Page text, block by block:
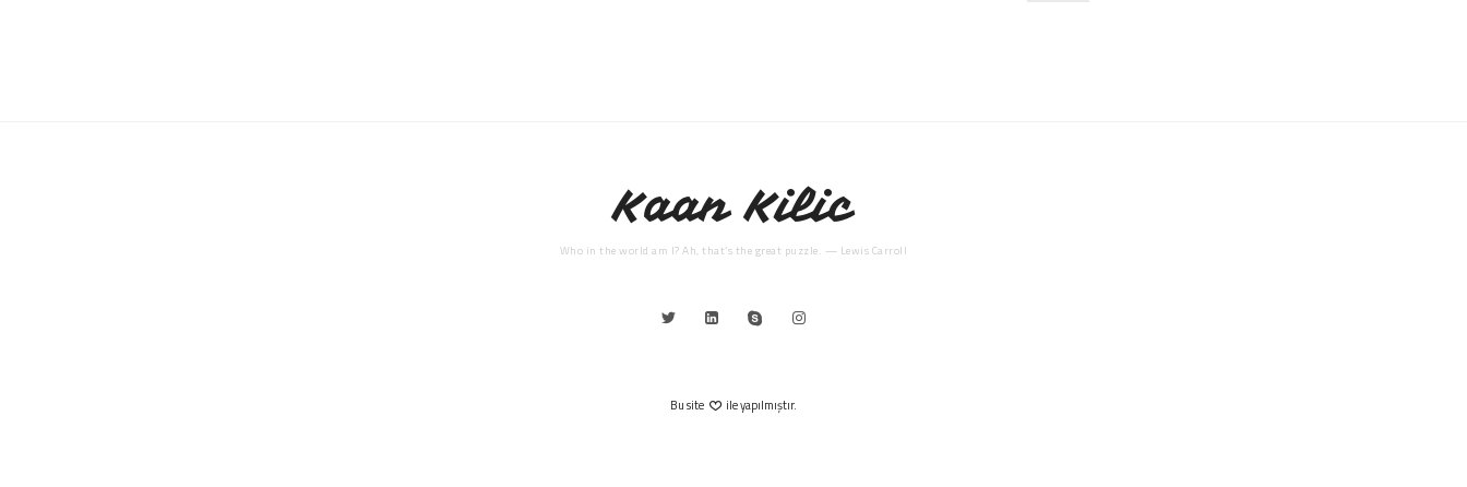
Kaan Kilic
Who in the world am I? Ah, that’s the great puzzle. — Lewis Carroll
Bu site ile yapılmıştır.